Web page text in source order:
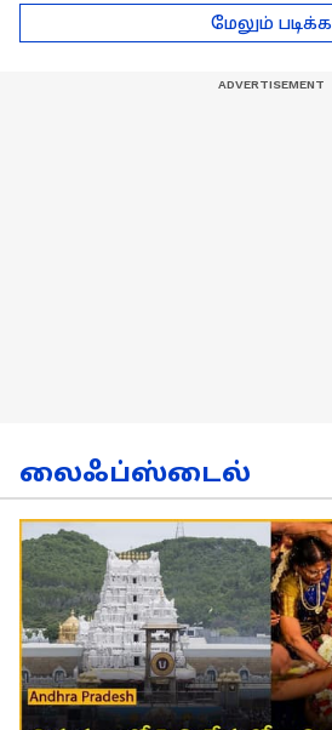
எக்ஸ்பீரியன்ஸ்
மேலும் படிக்க
லைஃப்ஸ்டைல்